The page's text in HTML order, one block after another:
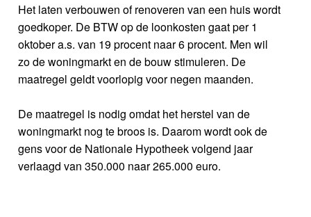
Het laten verbouwen of renoveren van een huis wordt
goedkoper. De BTW op de loonkosten gaat per 1
oktober a.s. van 19 procent naar 6 procent. Men wil
zo de woningmarkt en de bouw stimuleren. De
maatregel geldt voorlopig voor negen maanden.
De maatregel is nodig omdat het herstel van de
woningmarkt nog te broos is. Daarom wordt ook de
gens voor de Nationale Hypotheek volgend jaar
verlaagd van 350.000 naar 265.000 euro.